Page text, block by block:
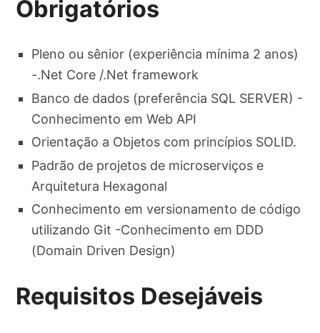
Obrigatórios
Pleno ou sênior (experiência mínima 2 anos)
-.Net Core /.Net framework
Banco de dados (preferência SQL SERVER) -
Conhecimento em Web API
Orientação a Objetos com princípios SOLID.
Padrão de projetos de microserviços e
Arquitetura Hexagonal
Conhecimento em versionamento de código
utilizando Git -Conhecimento em DDD
(Domain Driven Design)
Requisitos Desejáveis